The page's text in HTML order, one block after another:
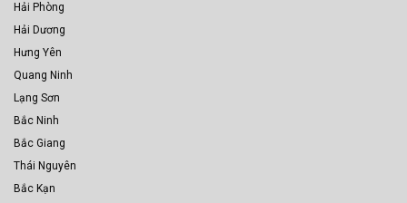
Hải Phòng
Hải Dương
Hưng Yên
Quang Ninh
Lạng Sơn
Bắc Ninh
Bắc Giang
Thái Nguyên
Bắc Kạn